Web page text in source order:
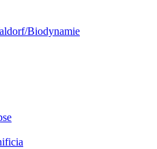
Biodynamie